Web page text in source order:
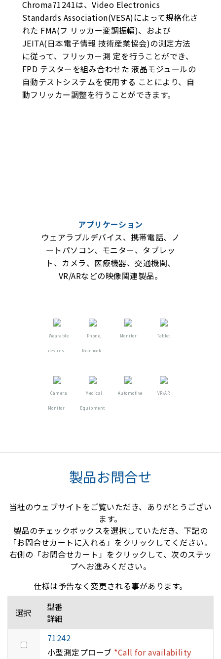
Chroma71241は、Video Electronics
Standards Association(VESA)によって規格化さ
れた FMA(フ リッカー変調振幅)、および
JEITA(日本電子情報 技術産業協会)の測定方法
に従って、フリッカー測 定を行うことができ、
FPD テスターを組み合わせた 液晶モジュールの
自動テストシステムを使用する ことにより、自
動フリッカー調整を行うことができます。
アプリケーション
ウェアラブルデバイス、携帯電話、ノ
ートパソコン、モニター、タブレッ
ト、カメラ、医療機器、交通機関、
VR/ARなどの映像関連製品。
Wearable
devices
Phone,
Notebook
Monitor Tablet
Camera
Monitor
Medical
Equipment
Automotive VR/AR
製品お問合せ
当社のウェブサイトをご覧いただき、ありがとうござい
ます。
製品のチェックボックスを選択していただき、下記の
「お問合せカートに入れる」をクリックしてください。
右側の「お問合せカート」をクリックして、次のステッ
プへお進みください。
仕様は予告なく変更される事があります。
選択
型番
詳細
71242
小型測定プローブ *Call for availability